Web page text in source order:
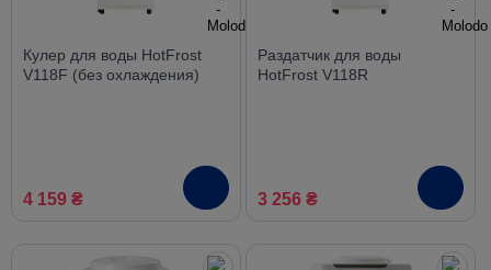
Кулер для воды HotFrost
V118F (без охлаждения)
4 159 ₴
Раздатчик для воды
HotFrost V118R
3 256 ₴